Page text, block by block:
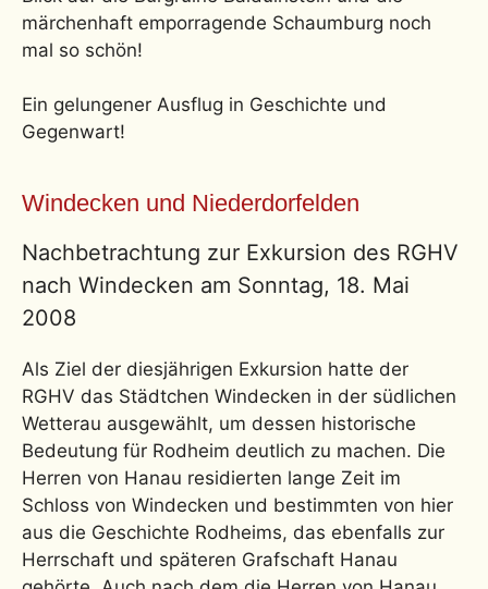
märchenhaft emporragende Schaumburg noch
mal so schön!
Ein gelungener Ausflug in Geschichte und
Gegenwart!
Windecken und Niederdorfelden
Nachbetrachtung zur Exkursion des RGHV
nach Windecken am Sonntag, 18. Mai
2008
Als Ziel der diesjährigen Exkursion hatte der
RGHV das Städtchen Windecken in der südlichen
Wetterau ausgewählt, um dessen historische
Bedeutung für Rodheim deutlich zu machen. Die
Herren von Hanau residierten lange Zeit im
Schloss von Windecken und bestimmten von hier
aus die Geschichte Rodheims, das ebenfalls zur
Herrschaft und späteren Grafschaft Hanau